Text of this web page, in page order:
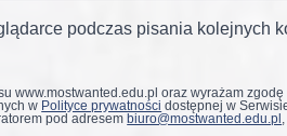
podczas pisania kolejnych
www.mostwanted.edu.pl oraz wyrażam
w Polityce prywatności dostępnej w
pod adresem biuro@mostwanted.edu.pl